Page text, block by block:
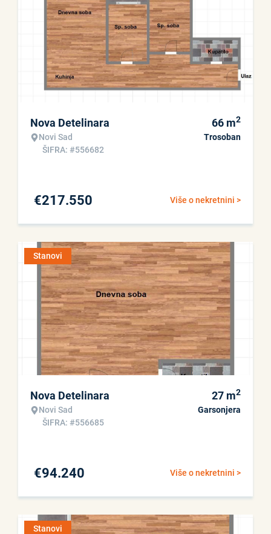
Nova Detelinara
Novi Sad
ŠIFRA: #556682
66 m2
Trosoban
Više o nekretnini >
€217.550
Stanovi
Nova Detelinara
Novi Sad
ŠIFRA: #556685
27 m2
Garsonjera
Više o nekretnini >
€94.240
Stanovi